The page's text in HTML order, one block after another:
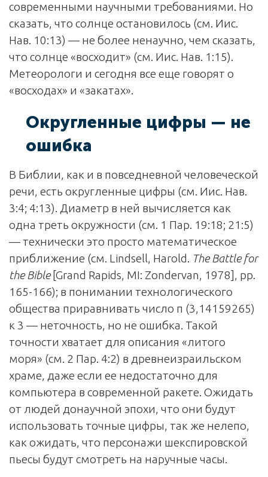
современными научными требованиями. Но
сказать, что солнце остановилось (см. Иис.
Нав. 10:13) — не более ненаучно, чем сказать,
что солнце «восходит» (см. Иис. Нав. 1:15).
Метеорологи и сегодня все еще говорят о
«восходах» и «закатах».
Округленные цифры — не
ошибка
В Библии, как и в повседневной человеческой
речи, есть округленные цифры (см. Иис. Нав.
3:4; 4:13). Диаметр в ней вычисляется как
одна треть окружности (см. 1 Пар. 19:18; 21:5)
— технически это просто математическое
приближение (см. Lindsell, Harold. The Battle for
the Bible[Grand Rapids, MI: Zondervan, 1978], pp.
165-166); в понимании технологического
общества приравнивать число π (3,14159265)
к 3 — неточность, но не ошибка. Такой
точности хватает для описания «литого
моря» (см. 2 Пар. 4:2) в древнеизраильском
храме, даже если ее недостаточно для
компьютера в современной ракете. Ожидать
от людей донаучной эпохи, что они будут
использовать точные цифры, так же нелепо,
как ожидать, что персонажи шекспировской
пьесы будут смотреть на наручные часы.